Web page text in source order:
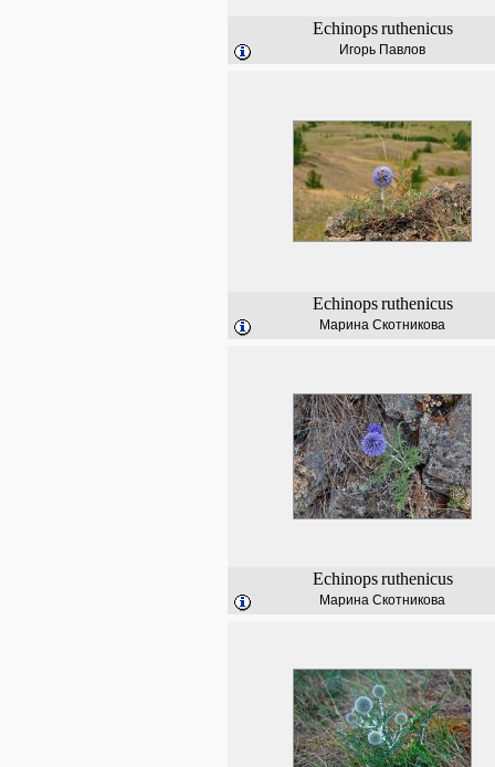
Echinops ruthenicus
Игорь Павлов
Echinops ruthenicus
Марина Скотникова
Echinops ruthenicus
Марина Скотникова